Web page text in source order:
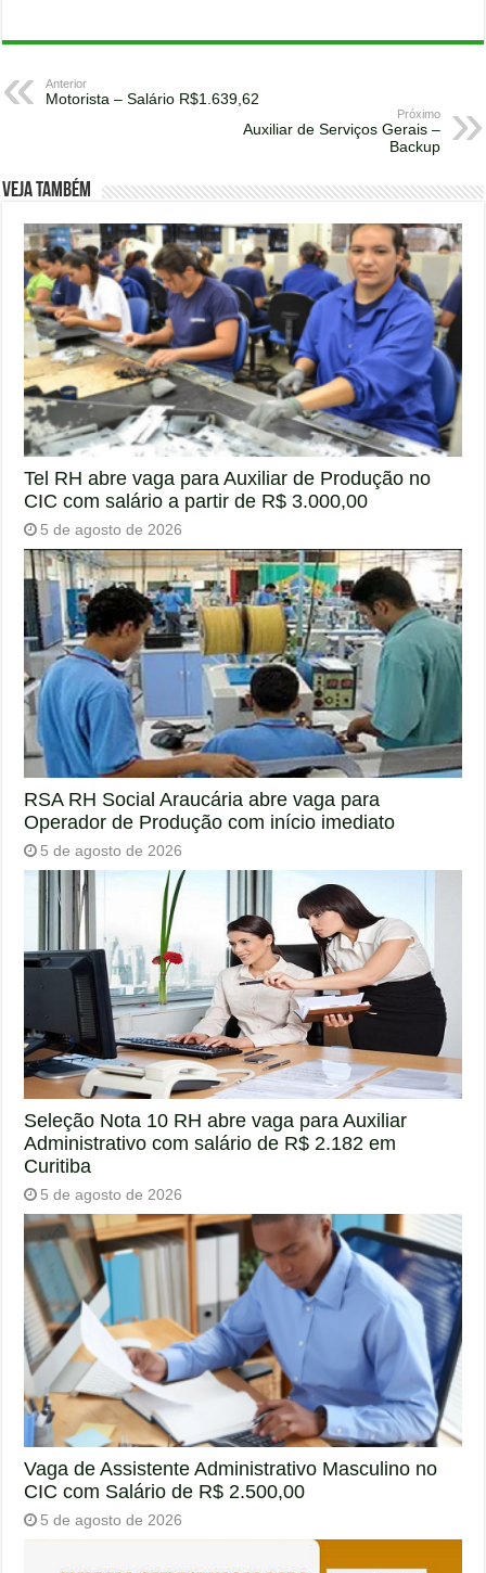
Anterior
Motorista – Salário R$1.639,62
Próximo
Auxiliar de Serviços Gerais –
Backup
Veja também
Tel RH abre vaga para Auxiliar de Produção no
CIC com salário a partir de R$ 3.000,00
5 de agosto de 2026
RSA RH Social Araucária abre vaga para
Operador de Produção com início imediato
5 de agosto de 2026
Seleção Nota 10 RH abre vaga para Auxiliar
Administrativo com salário de R$ 2.182 em
Curitiba
5 de agosto de 2026
Vaga de Assistente Administrativo Masculino no
CIC com Salário de R$ 2.500,00
5 de agosto de 2026